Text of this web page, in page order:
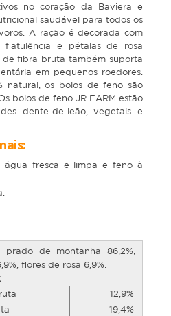
no coração da Baviera e
saudável para todos os
A ração é decorada com
e pétalas de rosa
fibra bruta também suporta
em pequenos roedores.
natural, os bolos de feno são
bolos de feno JR FARM estão
dente-de-leão, vegetais e
água fresca e limpa e feno à
prado de montanha 86,2%,
flores de rosa 6,9%.
12,9%
19,4%